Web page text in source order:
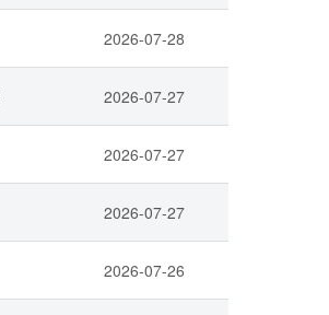
2026-07-28
2026-07-27
2026-07-27
2026-07-27
2026-07-26